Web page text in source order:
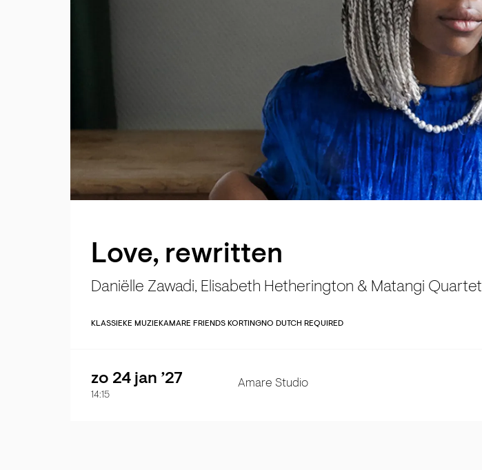
Love, rewritten
Daniëlle Zawadi, Elisabeth Hetherington & Matangi Quartet
KLASSIEKE MUZIEKAMARE FRIENDS KORTINGNO DUTCH REQUIRED
zo 24 jan ’27
14:15
Amare Studio